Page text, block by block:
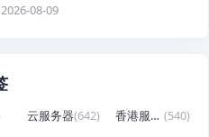
2026-08-09
云服务器(642) 香港服务器 (540)